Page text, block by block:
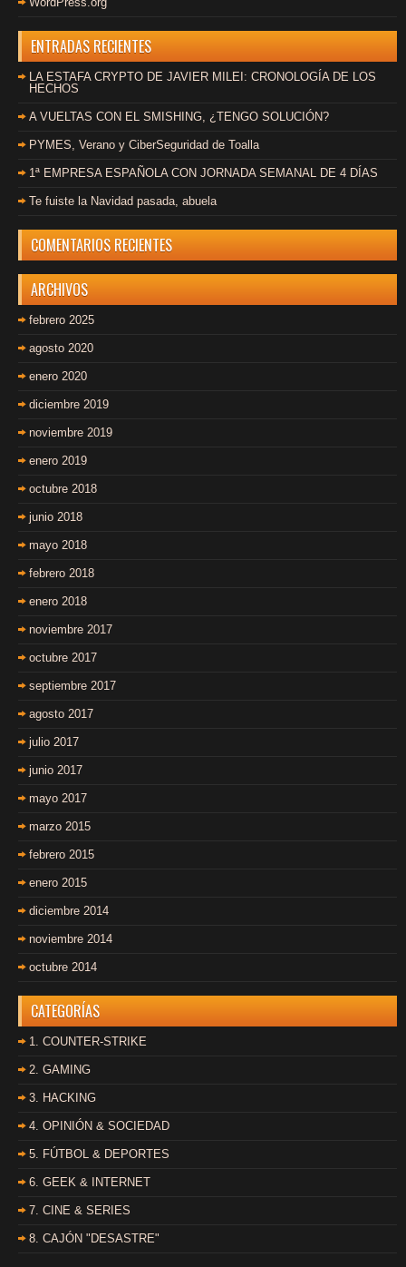
ENTRADAS RECIENTES
LA ESTAFA CRYPTO DE JAVIER MILEI: CRONOLOGÍA DE LOS
HECHOS
A VUELTAS CON EL SMISHING, ¿TENGO SOLUCIÓN?
PYMES, Verano y CiberSeguridad de Toalla
1ª EMPRESA ESPAÑOLA CON JORNADA SEMANAL DE 4 DÍAS
Te fuiste la Navidad pasada, abuela
COMENTARIOS RECIENTES
ARCHIVOS
febrero 2025
agosto 2020
enero 2020
diciembre 2019
noviembre 2019
enero 2019
octubre 2018
junio 2018
mayo 2018
febrero 2018
enero 2018
noviembre 2017
octubre 2017
septiembre 2017
agosto 2017
julio 2017
junio 2017
mayo 2017
marzo 2015
febrero 2015
enero 2015
diciembre 2014
noviembre 2014
octubre 2014
CATEGORÍAS
1. COUNTER-STRIKE
2. GAMING
3. HACKING
4. OPINIÓN & SOCIEDAD
5. FÚTBOL & DEPORTES
6. GEEK & INTERNET
7. CINE & SERIES
8. CAJÓN "DESASTRE"